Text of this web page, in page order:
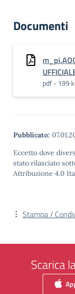
Documenti
pdf - 199
Pubblicato:
Eccetto dove
stato rilasciato
Attribuzione 4.0
Stampa /
Scarica